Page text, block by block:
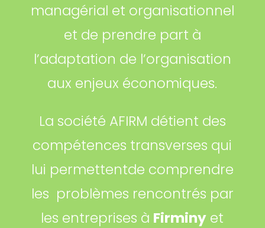
managérial et organisationnel
et de prendre part à
l’adaptation de l’organisation
aux enjeux économiques.
La société AFIRM détient des
compétences transverses qui
lui permettentde comprendre
les problèmes rencontrés par
les entreprises à Firminy et